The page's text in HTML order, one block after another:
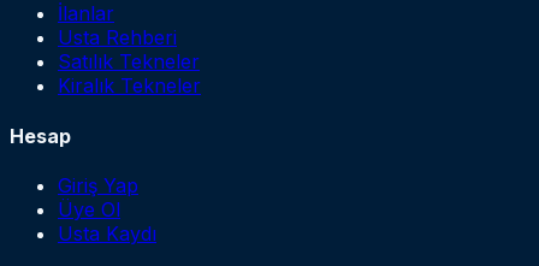
İlanlar
Usta Rehberi
Satılık Tekneler
Kiralık Tekneler
Hesap
Giriş Yap
Üye Ol
Usta Kaydı